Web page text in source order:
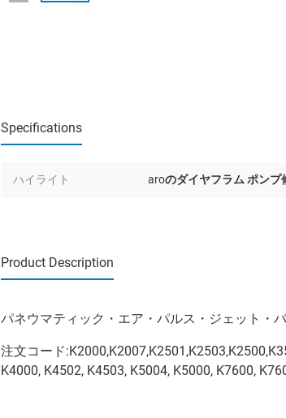
Specifications
ハイライト aroのダイヤフラム ポンプ
Product Description
パネウマティック・エア・パルス・ジェット・
注文コード
K4000, K4502, K4503, K5004, K5000, K7600,